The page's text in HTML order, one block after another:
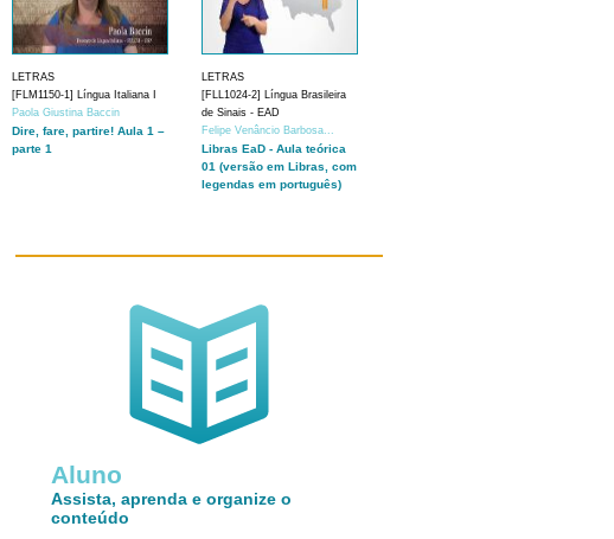
LETRAS
[FLM1150-1] Língua Italiana I
Paola Giustina Baccin
Dire, fare, partire! Aula 1 –
parte 1
LETRAS
[FLL1024-2] Língua Brasileira
de Sinais - EAD
Felipe Venâncio Barbosa...
Libras EaD - Aula teórica
01 (versão em Libras, com
legendas em português)
Aluno
Assista, aprenda e organize o
conteúdo